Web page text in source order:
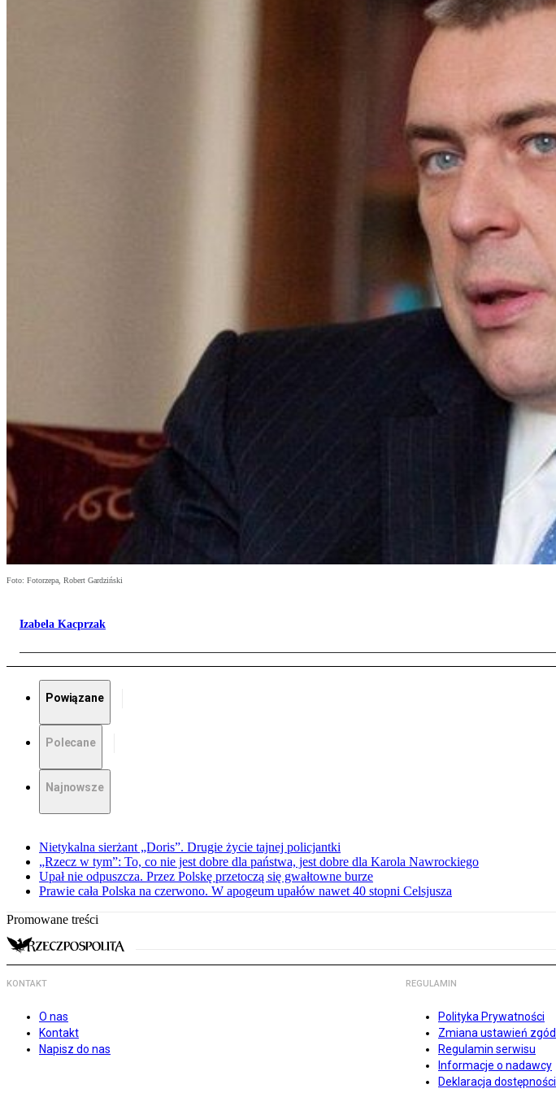
Foto: Fotorzepa, Robert Gardziński
Izabela Kacprzak
Powiązane
Polecane
Najnowsze
Nietykalna sierżant „Doris”. Drugie życie tajnej policjantki
„Rzecz w tym”: To, co nie jest dobre dla państwa, jest dobre dla Karola Nawrockiego
Upał nie odpuszcza. Przez Polskę przetoczą się gwałtowne burze
Prawie cała Polska na czerwono. W apogeum upałów nawet 40 stopni Celsjusza
Promowane treści
KONTAKT
O nas
Kontakt
Napisz do nas
REGULAMIN
Polityka Prywatności
Zmiana ustawień zgód
Regulamin serwisu
Informacje o nadawcy
Deklaracja dostępności